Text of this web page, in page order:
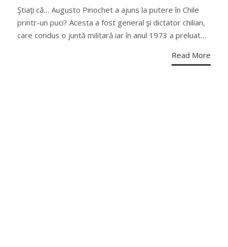
Ştiaţi că… Augusto Pinochet a ajuns la putere în Chile
printr-un puci? Acesta a fost general şi dictator chilian,
care condus o juntă militară iar în anul 1973 a preluat…
Read More